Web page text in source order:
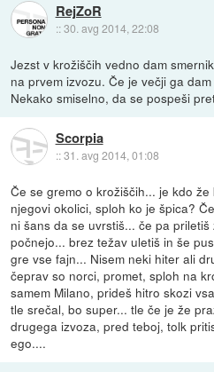
RejZoR
::30. avg 2014, 22:08
Jezst v krožiščih vedno dam
na prvem izvozu. Če je večji ga
Nekako smiselno, da se pospeši
Scorpia
::31. avg 2014, 01:08
Če se gremo o krožiščih... je kdo
njegovi okolici, sploh ko je špica?
ni šans da se uvrstiš... če pa
počnejo... brez težav uletiš in še
gre vse fajn... Nisem neki hiter ali
čeprav so norci, promet, sploh na
samem Milano, prideš hitro skozi
tle srečal, bo super... tle če je že
drugega izvoza, pred teboj, tolk
ego....